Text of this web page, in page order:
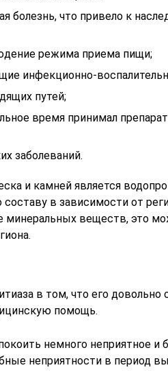
болезнь, что привело к
режима приема пищи;
инфекционно-
путей;
время принимал
заболеваний.
и камней является
составу в зависимости от
минеральных веществ, это
в том, что его
помощь.
немного неприятное и
неприятности в период